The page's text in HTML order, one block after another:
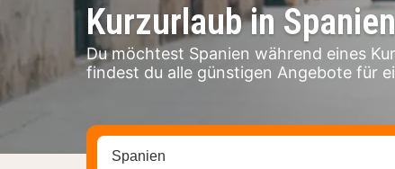
Kurzurlaub in Spanien
Du möchtest Spanien während eines
findest du alle günstigen Angebote für
Stadt, Region oder Hotel suchen